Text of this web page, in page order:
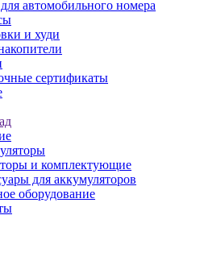
автомобильного номера
и худи
сертификаты
и комплектующие
для аккумуляторов
оборудование